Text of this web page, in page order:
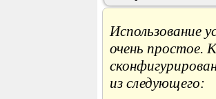
Использование
очень простое.
из следующего: